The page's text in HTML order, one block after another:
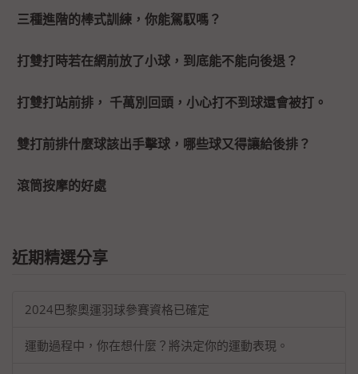
三種進階的棒式訓練，你能駕馭嗎？
打雙打時若在網前放了小球，到底能不能向後退？
打雙打站前排， 千萬別回頭，小心打不到球還會被打。
雙打前排什麼球該出手擊球，哪些球又得讓給後排？
滾筒按摩的好處
近期精選分享
2024巴黎奧運羽球參賽資格已確定
運動過程中，你在想什麼？將決定你的運動表現。